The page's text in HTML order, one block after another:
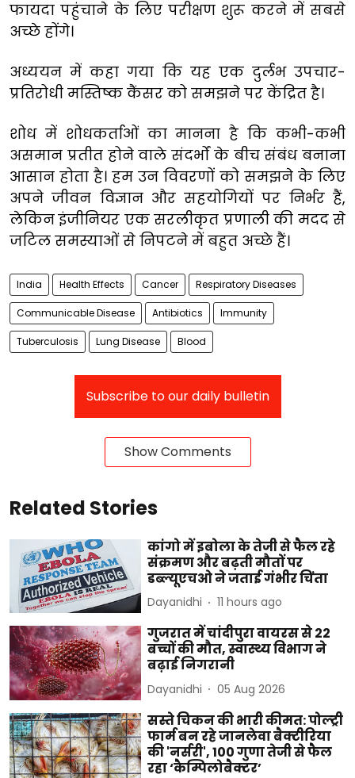
फायदा पहुंचाने के लिए परीक्षण शुरू करने में सबसे
अच्छे होंगे।
अध्ययन में कहा गया कि यह एक दुर्लभ उपचार-
प्रतिरोधी मस्तिष्क कैंसर को समझने पर केंद्रित है।
शोध में शोधकर्ताओं का मानना है कि कभी-कभी
असमान प्रतीत होने वाले संदर्भों के बीच संबंध बनाना
आसान होता है। हम उन विवरणों को समझने के लिए
अपने जीवन विज्ञान और ​​सहयोगियों पर निर्भर हैं,
लेकिन इंजीनियर एक सरलीकृत प्रणाली की मदद से
जटिल समस्याओं से निपटने में बहुत अच्छे हैं।
India Health Effects Cancer Respiratory Diseases
Communicable Disease Antibiotics Immunity
Tuberculosis Lung Disease Blood
Subscribe to our daily bulletin
Show Comments
Related Stories
कांगो में इबोला के तेजी से फैल रहे
संक्रमण और बढ़ती मौतों पर
डब्ल्यूएचओ ने जताई गंभीर चिंता
Dayanidhi 11 hours ago
गुजरात में चांदीपुरा वायरस से 22
बच्चों की मौत, स्वास्थ्य विभाग ने
बढ़ाई निगरानी
Dayanidhi 05 Aug 2026
सस्ते चिकन की भारी कीमत: पोल्ट्री
फार्म बन रहे जानलेवा बैक्टीरिया
की 'नर्सरी', 100 गुणा तेजी से फैल
रहा ‘कैम्पिलोबैक्टर’